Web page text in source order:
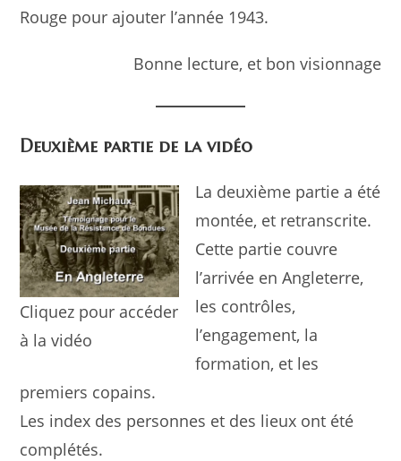
Rouge pour ajouter l’année 1943.
Bonne lecture, et bon visionnage
Deuxième partie de la vidéo
Cliquez pour accéder
à la vidéo
La deuxième partie a été
montée, et retranscrite.
Cette partie couvre
l’arrivée en Angleterre,
les contrôles,
l’engagement, la
formation, et les
premiers copains.
Les index des personnes et des lieux ont été
complétés.